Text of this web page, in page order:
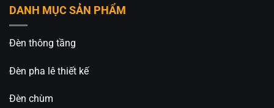
DANH MỤC SẢN PHẨM
Đèn thông tầng
Đèn pha lê thiết kế
Đèn chùm